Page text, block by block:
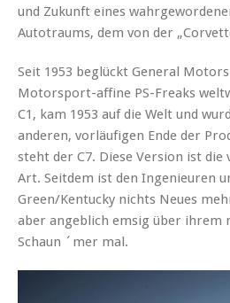
und Zukunft eines
Autotraums, dem von der
Seit 1953 beglückt General
Motorsport-affine PS-Freaks
C1, kam 1953 auf die Welt und
anderen, vorläufigen Ende der
steht der C7. Diese Version ist
Art. Seitdem ist den Ingenieuren
Green/Kentucky nichts Neues
aber angeblich emsig über ihrem
Schaun ´mer mal.